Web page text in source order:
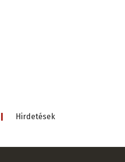
Hirdetések